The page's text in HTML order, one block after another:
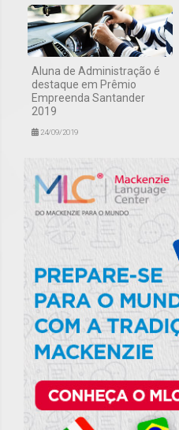
Aluna de Administração é
destaque em Prêmio
Empreenda Santander
2019
24/09/2019